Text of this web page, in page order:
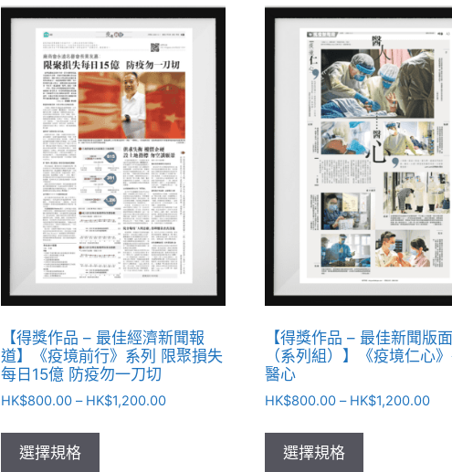
【得獎作品 – 最佳經濟新聞報
道】《疫境前行》系列 限聚損失
每日15億 防疫勿一刀切
HK$800.00 – HK$1,200.00
選擇規格
【得獎作品 – 最佳新聞版
（系列組）】《疫境仁心
醫心
HK$800.00 – HK$1,200.00
選擇規格